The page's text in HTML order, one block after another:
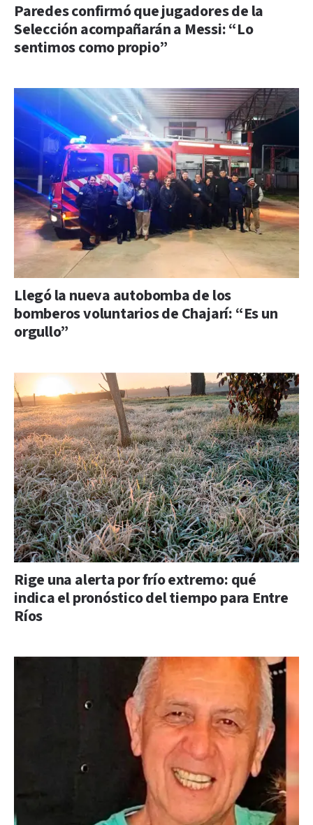
Paredes confirmó que jugadores de la
Selección acompañarán a Messi: “Lo
sentimos como propio”
Llegó la nueva autobomba de los
bomberos voluntarios de Chajarí: “Es un
orgullo”
Rige una alerta por frío extremo: qué
indica el pronóstico del tiempo para Entre
Ríos